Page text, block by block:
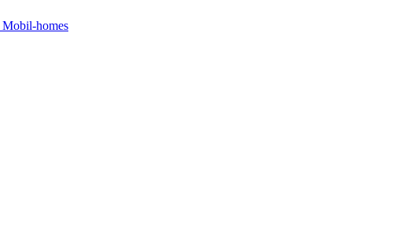
Mobil-homes